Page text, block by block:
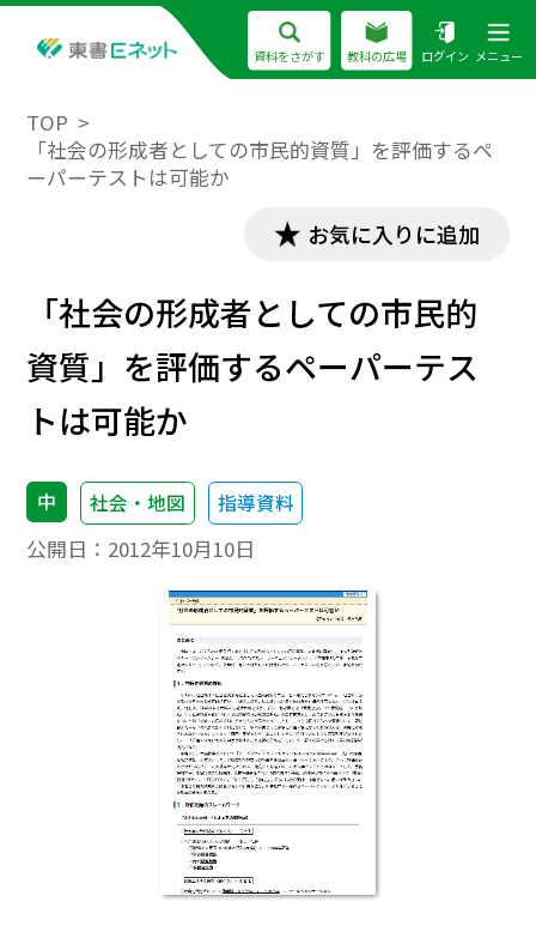
資料をさがす 教科の広場 ログイン メニュー
TOP
「社会の形成者としての市民的資質」を評価するペ
ーパーテストは可能か
お気に入りに追加
「社会の形成者としての市民的
資質」を評価するペーパーテス
トは可能か
中 社会・地図 指導資料
公開日： 2012年10月10日